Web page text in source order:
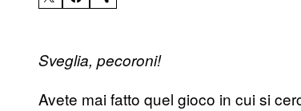
Sveglia, pecoroni!
Avete mai fatto quel gioco in cui si